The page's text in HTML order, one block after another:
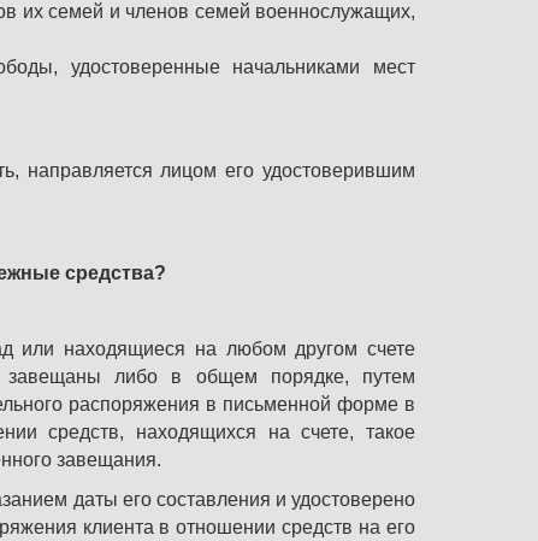
их семей и членов семей военнослужащих,
удостоверенные начальниками мест
направляется лицом его удостоверившим
средства?
или находящиеся на любом другом счете
завещаны либо в общем порядке, путем
распоряжения в письменной форме в
средств, находящихся на счете, такое
завещания.
даты его составления и удостоверено
клиента в отношении средств на его